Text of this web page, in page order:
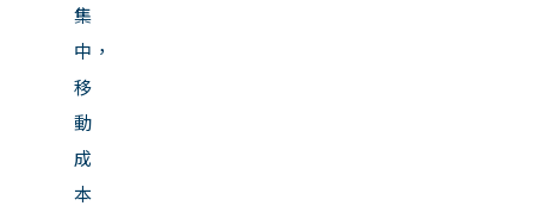
集
中，
移
動
成
本